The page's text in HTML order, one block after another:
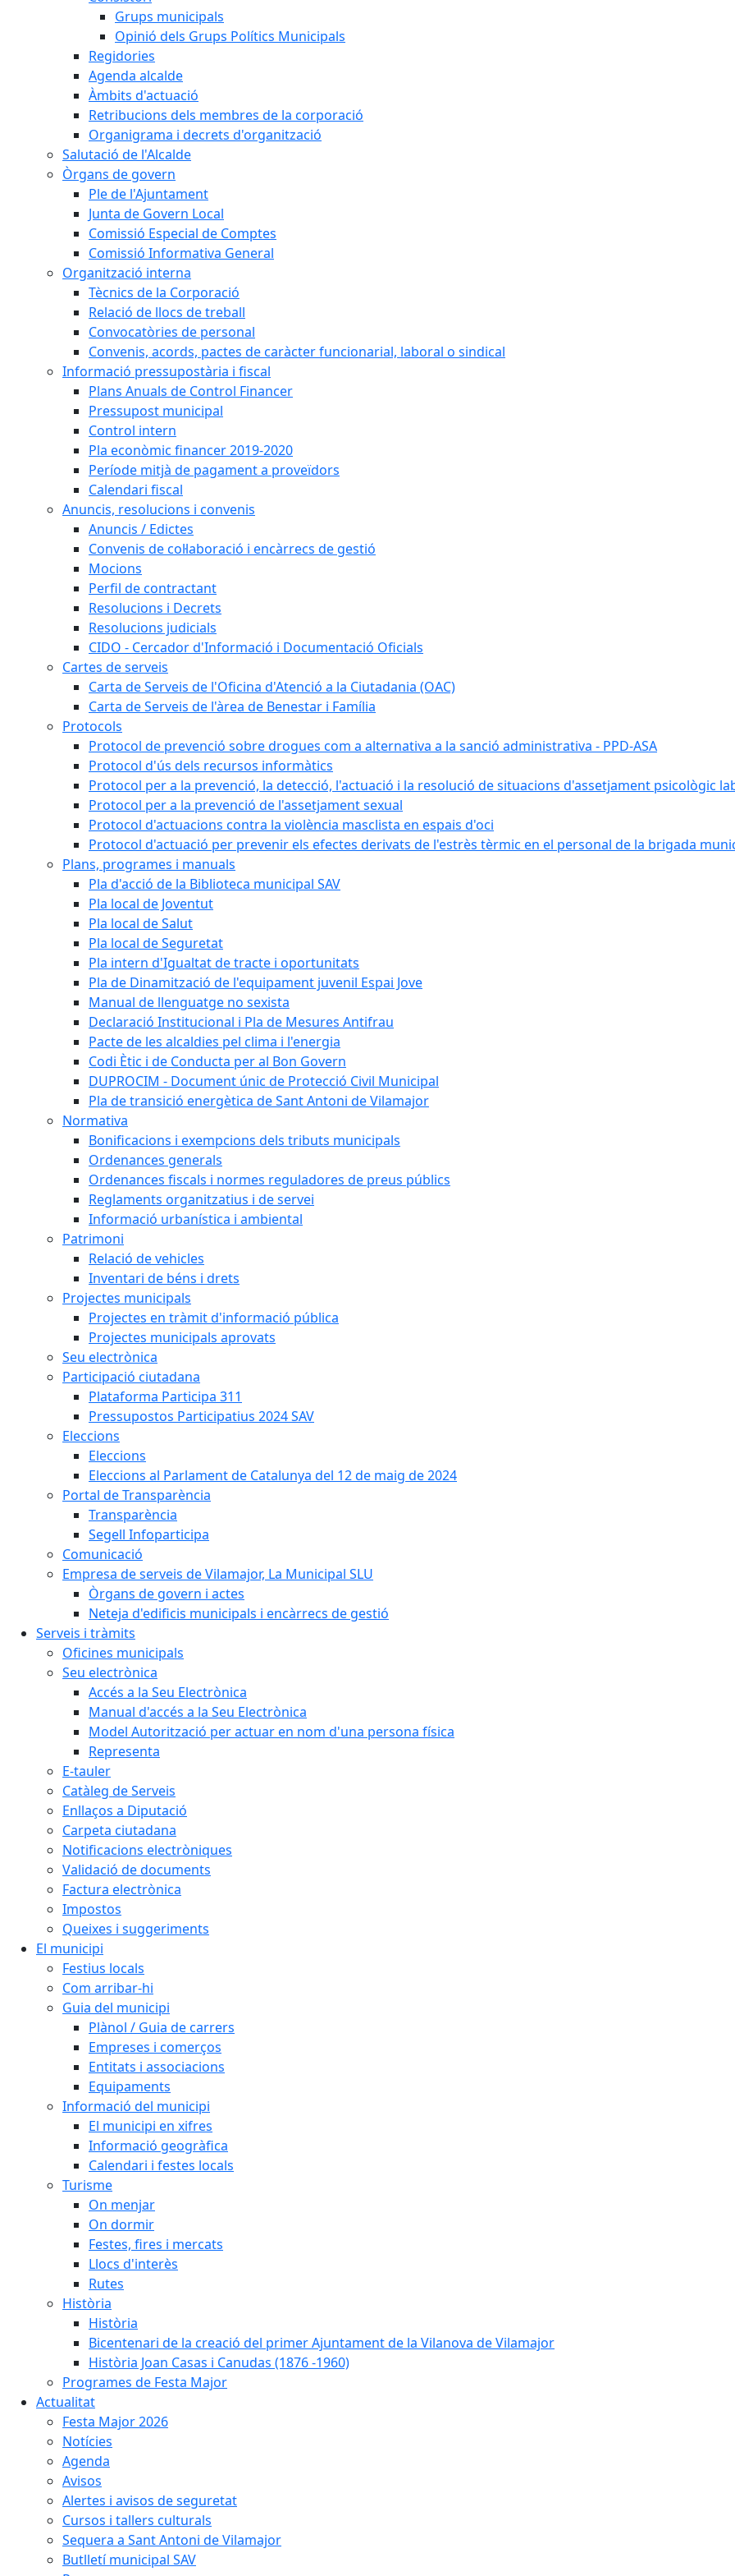
Grups municipals
Opinió dels Grups Polítics Municipals
Regidories
Agenda alcalde
Àmbits d'actuació
Retribucions dels membres de la corporació
Organigrama i decrets d'organització
Salutació de l'Alcalde
Òrgans de govern
Ple de l'Ajuntament
Junta de Govern Local
Comissió Especial de Comptes
Comissió Informativa General
Organització interna
Tècnics de la Corporació
Relació de llocs de treball
Convocatòries de personal
Convenis, acords, pactes de caràcter funcionarial, laboral o sindical
Informació pressupostària i fiscal
Plans Anuals de Control Financer
Pressupost municipal
Control intern
Pla econòmic financer 2019-2020
Període mitjà de pagament a proveïdors
Calendari fiscal
Anuncis, resolucions i convenis
Anuncis / Edictes
Convenis de col·laboració i encàrrecs de gestió
Mocions
Perfil de contractant
Resolucions i Decrets
Resolucions judicials
CIDO - Cercador d'Informació i Documentació Oficials
Cartes de serveis
Carta de Serveis de l'Oficina d'Atenció a la Ciutadania (OAC)
Carta de Serveis de l'àrea de Benestar i Família
Protocols
Protocol de prevenció sobre drogues com a alternativa a la sanció administrativa - PPD-ASA
Protocol d'ús dels recursos informàtics
Protocol per a la prevenció, la detecció, l'actuació i la resolució de situacions d'assetjament psicològic
Protocol per a la prevenció de l'assetjament sexual
Protocol d'actuacions contra la violència masclista en espais d'oci
Protocol d'actuació per prevenir els efectes derivats de l'estrès tèrmic en el personal de la brigada
Plans, programes i manuals
Pla d'acció de la Biblioteca municipal SAV
Pla local de Joventut
Pla local de Salut
Pla local de Seguretat
Pla intern d'Igualtat de tracte i oportunitats
Pla de Dinamització de l'equipament juvenil Espai Jove
Manual de llenguatge no sexista
Declaració Institucional i Pla de Mesures Antifrau
Pacte de les alcaldies pel clima i l'energia
Codi Ètic i de Conducta per al Bon Govern
DUPROCIM - Document únic de Protecció Civil Municipal
Pla de transició energètica de Sant Antoni de Vilamajor
Normativa
Bonificacions i exempcions dels tributs municipals
Ordenances generals
Ordenances fiscals i normes reguladores de preus públics
Reglaments organitzatius i de servei
Informació urbanística i ambiental
Patrimoni
Relació de vehicles
Inventari de béns i drets
Projectes municipals
Projectes en tràmit d'informació pública
Projectes municipals aprovats
Seu electrònica
Participació ciutadana
Plataforma Participa 311
Pressupostos Participatius 2024 SAV
Eleccions
Eleccions
Eleccions al Parlament de Catalunya del 12 de maig de 2024
Portal de Transparència
Transparència
Segell Infoparticipa
Comunicació
Empresa de serveis de Vilamajor, La Municipal SLU
Òrgans de govern i actes
Neteja d'edificis municipals i encàrrecs de gestió
Serveis i tràmits
Oficines municipals
Seu electrònica
Accés a la Seu Electrònica
Manual d'accés a la Seu Electrònica
Model Autorització per actuar en nom d'una persona física
Representa
E-tauler
Catàleg de Serveis
Enllaços a Diputació
Carpeta ciutadana
Notificacions electròniques
Validació de documents
Factura electrònica
Impostos
Queixes i suggeriments
El municipi
Festius locals
Com arribar-hi
Guia del municipi
Plànol / Guia de carrers
Empreses i comerços
Entitats i associacions
Equipaments
Informació del municipi
El municipi en xifres
Informació geogràfica
Calendari i festes locals
Turisme
On menjar
On dormir
Festes, fires i mercats
Llocs d'interès
Rutes
Història
Història
Bicentenari de la creació del primer Ajuntament de la Vilanova de Vilamajor
Història Joan Casas i Canudas (1876 -1960)
Programes de Festa Major
Actualitat
Festa Major 2026
Notícies
Agenda
Avisos
Alertes i avisos de seguretat
Cursos i tallers culturals
Sequera a Sant Antoni de Vilamajor
Butlletí municipal SAV